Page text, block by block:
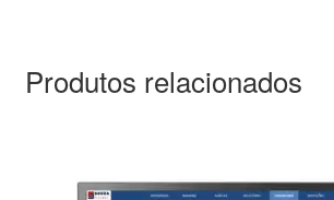
Produtos relacionados